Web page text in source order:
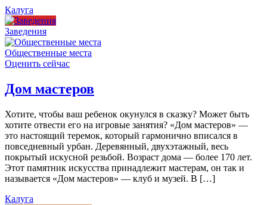
Калуга
Заведения
Общественные места
Оценить сейчас
Дом мастеров
Хотите, чтобы ваш ребенок окунулся в сказку? Может быть
хотите отвести его на игровые занятия? «Дом мастеров» —
это настоящий теремок, который гармонично вписался в
повседневный урбан. Деревянный, двухэтажный, весь
покрытый искусной резьбой. Возраст дома — более 170 лет.
Этот памятник искусства принадлежит мастерам, он так и
называется «Дом мастеров» — клуб и музей. В […]
Калуга